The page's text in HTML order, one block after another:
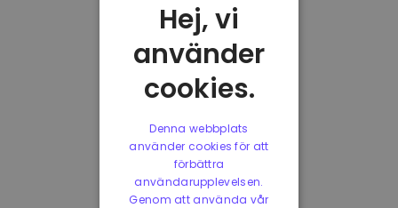
Hej, vi
använder
cookies.
Denna webbplats
använder cookies för att
förbättra
användarupplevelsen.
Genom att använda vår